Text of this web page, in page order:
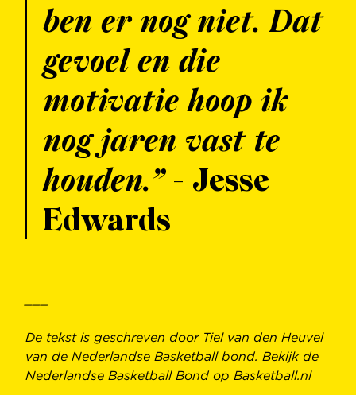
ben er nog niet. Dat
gevoel en die
motivatie hoop ik
nog jaren vast te
houden.” - Jesse
Edwards
De tekst is geschreven door Tiel van den Heuvel
van de Nederlandse Basketball bond. Bekijk de
Nederlandse Basketball Bond op Basketball.nl